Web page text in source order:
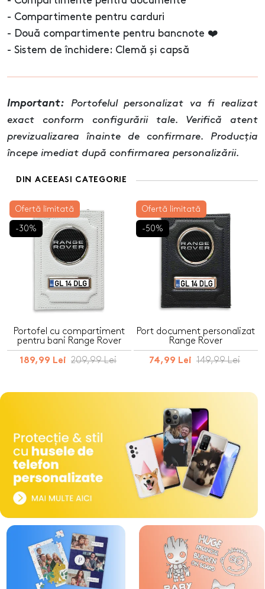
- Compartimente pentru carduri
- Două compartimente pentru bancnote ❤️
- Sistem de închidere: Clemă și capsă
Important: Portofelul personalizat va fi realizat
exact conform configurării tale. Verifică atent
previzualizarea înainte de confirmare. Producția
începe imediat după confirmarea personalizării.
DIN ACEEASI CATEGORIE
Ofertă limitată
-30%
Portofel cu compartiment
pentru bani Range Rover
189,99 Lei 209,99 Lei
Ofertă limitată
-50%
Port document personalizat
Range Rover
74,99 Lei 149,99 Lei